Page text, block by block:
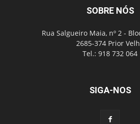
SOBRE NÓS
Rua Salgueiro Maia, nº 2 -
2685-374 Prior
Tel.: 918 732 064
SIGA-NOS